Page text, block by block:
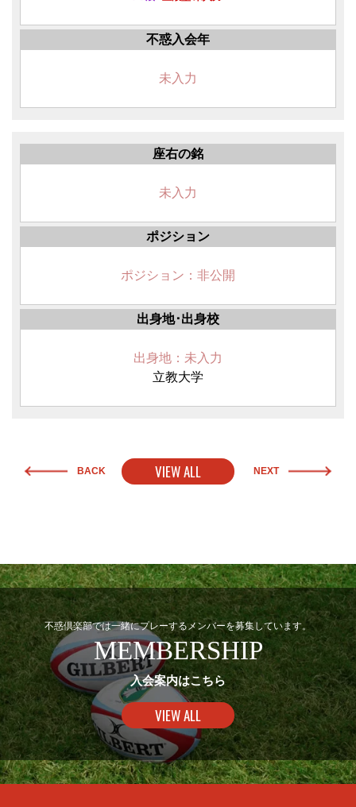
不惑入会年
未入力
座右の銘
未入力
ポジション
ポジション：非公開
出身地･出身校
出身地：未入力
立教大学
BACK VIEW ALL NEXT
不惑倶楽部では一緒にプレーするメンバーを募集しています。
MEMBERSHIP
入会案内はこちら
VIEW ALL